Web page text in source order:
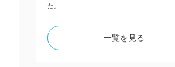
た。
一覧を見る